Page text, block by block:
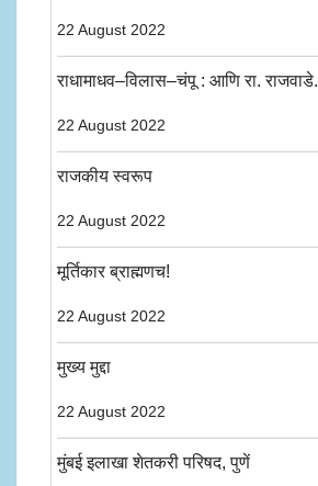
22 August 2022
राधामाधव–विलास–चंपू : आणि रा. राजवाडे.
22 August 2022
राजकीय स्वरूप
22 August 2022
मूर्तिकार ब्राह्मणच!
22 August 2022
मुख्य मुद्दा
22 August 2022
मुंबई इलाखा शेतकरी परिषद, पुणें